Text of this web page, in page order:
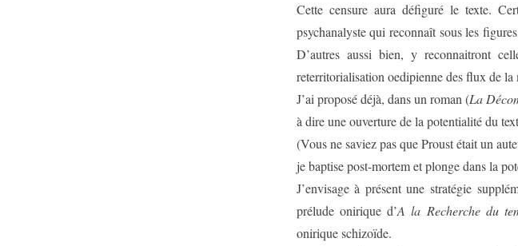
Cette censure aura défiguré le texte.
psychanalyste qui reconnaît sous les
D’autres aussi bien, y reconnaitront
reterritorialisation oedipienne des flux de la
J’ai proposé déjà, dans un roman (La
à dire une ouverture de la potentialité du
(Vous ne saviez pas que Proust était un
je baptise post-mortem et plonge dans la
J’envisage à présent une stratégie
prélude onirique d’A la Recherche du
onirique schizoïde.